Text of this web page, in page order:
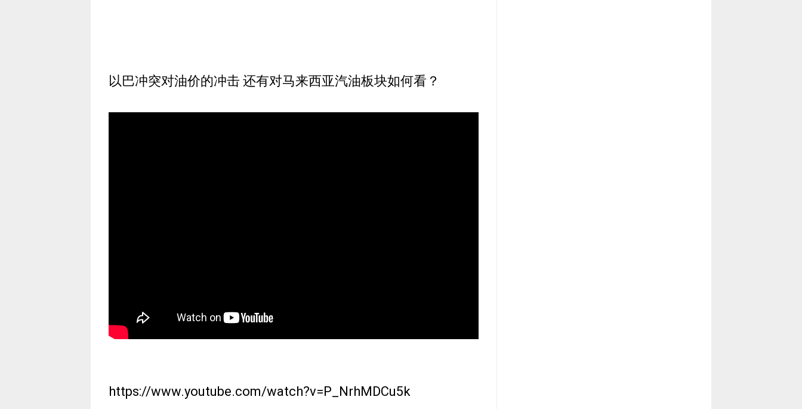
以巴冲突对油价的冲击 还有对马来西亚汽油板块如何看？
https://www.youtube.com/watch?v=P_NrhMDCu5k